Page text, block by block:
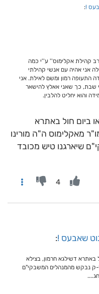
!
:
קהילת אקלימוס'' ע''י כמה
אני אהיה עם אנשי קהילתי
רמון ומשם לאילת. אני
שבת, כך שאני אאלץ להישאר
והוא יחליט להלבין.
ביום חול באתרא
מאקלימוס ה"ה מורינו
שיארגנו טיש מכובד
4
שאבעס !:
באתרא דשילגא חרמון, בצילא
ק נבקש מהמנהלים המשבקי"ם